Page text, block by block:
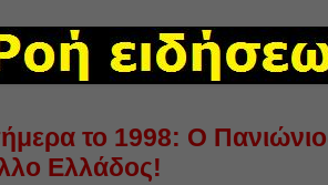
το 1998: Ο
Ελλάδος!